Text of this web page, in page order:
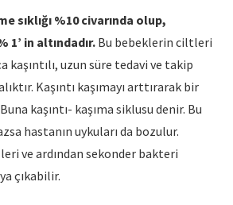
sıklığı %10 civarında olup,
1’ in altındadır. Bu bebeklerin ciltleri
kaşıntılı, uzun süre tedavi ve takip
Kaşıntı kaşımayı arttırarak bir
kaşıntı- kaşıma siklusu denir. Bu
hastanın uykuları da bozulur.
ve ardından sekonder bakteri
çıkabilir.